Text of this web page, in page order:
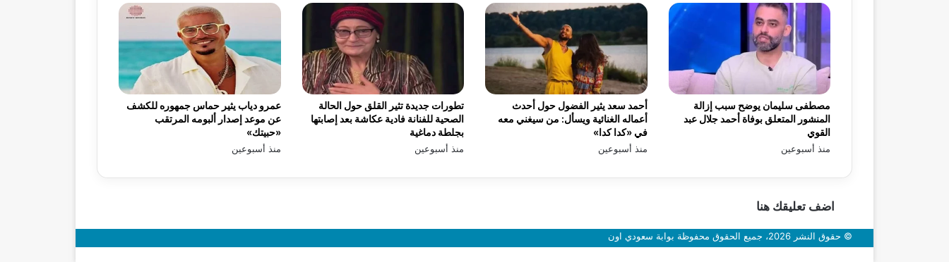
عمرو دياب يثير حماس جمهوره للكشف
عن موعد إصدار ألبومه المرتقب
«حبيتك»
منذ أسبوعين
تطورات جديدة تثير القلق حول الحالة
الصحية للفنانة فادية عكاشة بعد إصابتها
بجلطة دماغية
منذ أسبوعين
أحمد سعد يثير الفضول حول أحدث
أعماله الغنائية ويسأل: من سيغني معه
في «كدا كدا»
منذ أسبوعين
مصطفى سليمان يوضح سبب إزالة
المنشور المتعلق بوفاة أحمد جلال عبد
القوي
منذ أسبوعين
اضف تعليقك هنا
© حقوق النشر 2026، جميع الحقوق محفوظة بوابة سعودي اون